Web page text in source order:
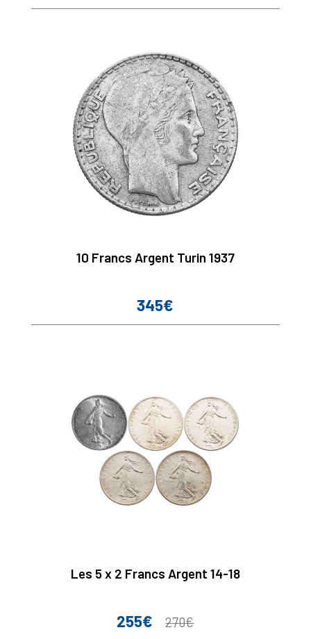
10 Francs Argent Turin 1937
Prix
345€
Les 5 x 2 Francs Argent 14-18
Prix
255€
Prix
270€